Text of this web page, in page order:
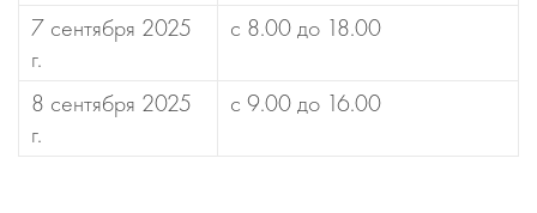
7 сентября 2025
г.
с 8.00 до 18.00
8 сентября 2025
г.
с 9.00 до 16.00